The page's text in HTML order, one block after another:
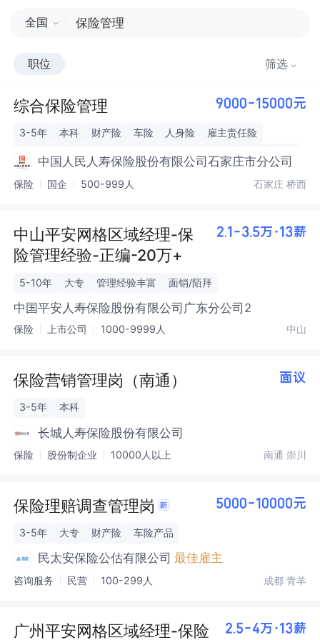
全国
职位 筛选
综合保险管理 9000-15000元
3-5年 本科 财产险 车险 人身险
雇主责任险
农业保险
个人客户（2C） 企业客户（2B） 个险 团险
中国人民人寿保险股份有限公司石家庄市分公司
保险 国企 500-999人 石家庄 桥西
中山平安网格区域经理-保
险管理经验-正编-20万+
2.1-3.5万·13薪
5-10年 大专 管理经验丰富 面销/陌拜
中国平安人寿保险股份有限公司广东分公司2
保险 上市公司 1000-9999人 中山
保险营销管理岗（南通） 面议
3-5年 本科
长城人寿保险股份有限公司
保险 股份制企业 10000人以上 南通 崇川
保险理赔调查管理岗 5000-10000元
3-5年 大专 财产险 车险产品
民太安保险公估有限公司 最佳雇主
咨询服务 民营 100-299人 成都 青羊
广州平安网格区域经理-保险 2.5-4万·13薪